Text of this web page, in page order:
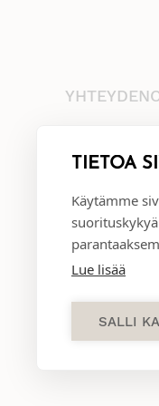
TIETOA
Käytämme
Lue lisää
SALLI